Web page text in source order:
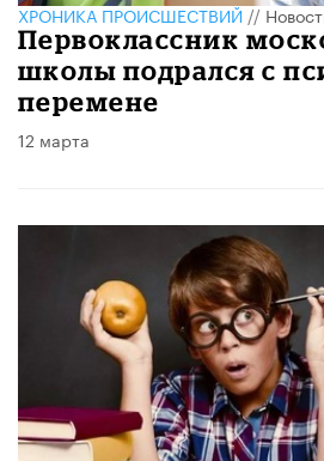
ХРОНИКА ПРОИСШЕСТВИЙ//
Первоклассник
школы подрался с
перемене
12 марта